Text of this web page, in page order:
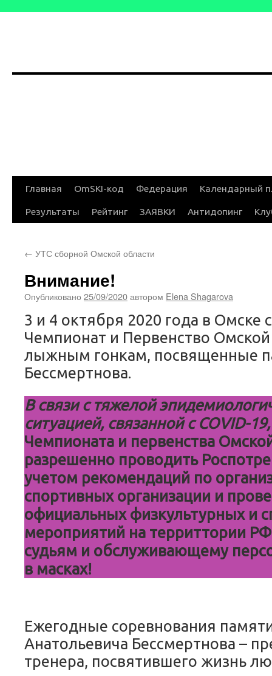
Перейти
Главная OmSKI-код Федерация Календарный
Результаты Рейтинг ЗАЯВКИ Антидопинг
← УТС сборной Омской области
Внимание!
Опубликовано 25/09/2020автором Elena Shagarova
3 и 4 октября 2020 года в Омске
Чемпионат и Первенство
лыжным гонкам, посвященные
Бессмертнова.
В связи с тяжелой
ситуацией, связанной с COVID-19,
Чемпионата и первенства
разрешенно проводить
учетом рекомендаций по
спортивных организации и
официальных физкультурных и
мероприятий на территтории
судьям и обслуживающему
в масках!
Ежегодные соревнования
Анатольевича Бессмертнова –
тренера, посвятившего жизнь